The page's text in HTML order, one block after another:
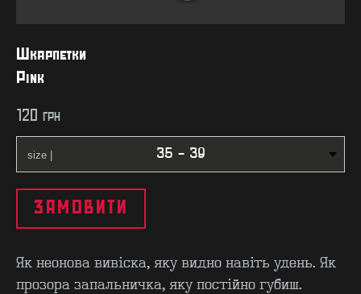
Шкарпетки
Pink
120 грн
ЗАМОВИТИ
Як неонова вивіска, яку видно навіть удень. Як
прозора запальничка, яку постійно губиш.